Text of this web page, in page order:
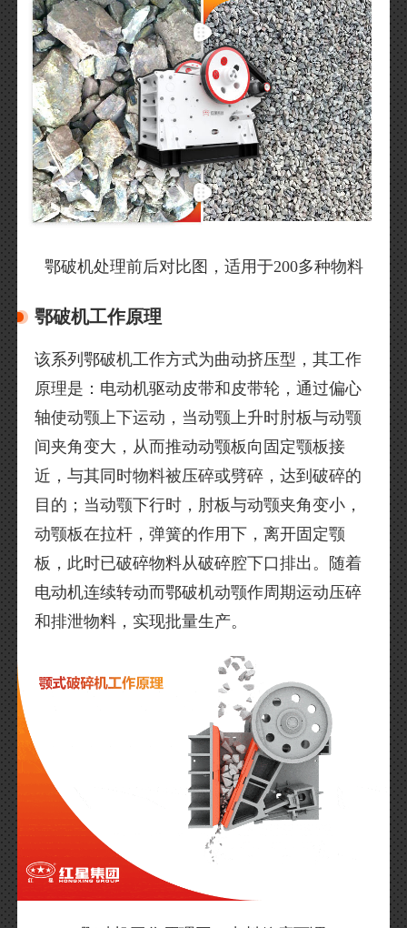
鄂破机处理前后对比图，适用于200多种物料
鄂破机工作原理
该系列鄂破机工作方式为曲动挤压型，其工作
原理是：电动机驱动皮带和皮带轮，通过偏心
轴使动颚上下运动，当动颚上升时肘板与动颚
间夹角变大，从而推动动颚板向固定颚板接
近，与其同时物料被压碎或劈碎，达到破碎的
目的；当动颚下行时，肘板与动颚夹角变小，
动颚板在拉杆，弹簧的作用下，离开固定颚
板，此时已破碎物料从破碎腔下口排出。随着
电动机连续转动而鄂破机动颚作周期运动压碎
和排泄物料，实现批量生产。